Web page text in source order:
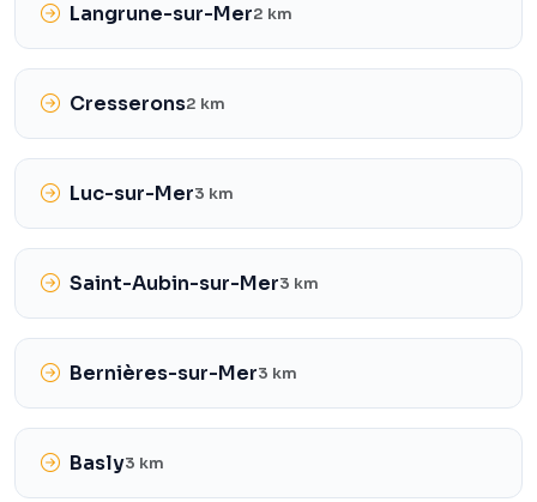
Langrune-sur-Mer2 km
Cresserons2 km
Luc-sur-Mer3 km
Saint-Aubin-sur-Mer3 km
Bernières-sur-Mer3 km
Basly3 km